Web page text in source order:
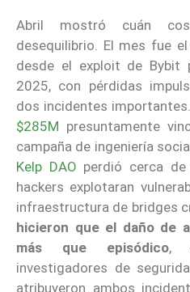
Abril mostró cuán
desequilibrio. El mes fue
desde el exploit de Bybit
2025, con pérdidas
dos incidentes
$285M presuntamente
campaña de ingeniería
Kelp DAO perdió cerca
hackers explotaran
infraestructura de bridges
hicieron que el daño de
más que episódico,
investigadores de
atribuyeron ambos